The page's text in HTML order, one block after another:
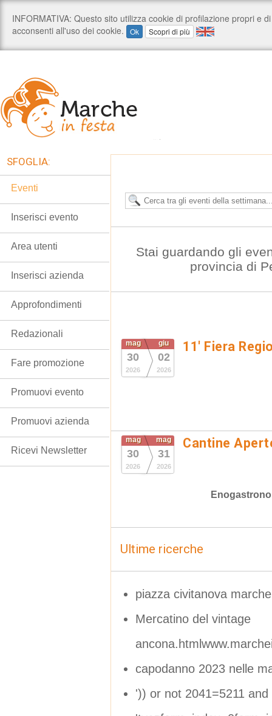
Stai guardando gli
provincia di
mag
30
2026
giu
02
2026
11' Fiera
mag
30
2026
mag
31
2026
Cantine
Ultime ricerche
piazza civitanova marche
Mercatino del vintage
capodanno 2023 nelle
')) or not 2041=5211
SFOGLIA:
Eventi
Inserisci evento
Area utenti
Inserisci azienda
Approfondimenti
Redazionali
Fare promozione
Promuovi evento
Promuovi azienda
Ricevi Newsletter